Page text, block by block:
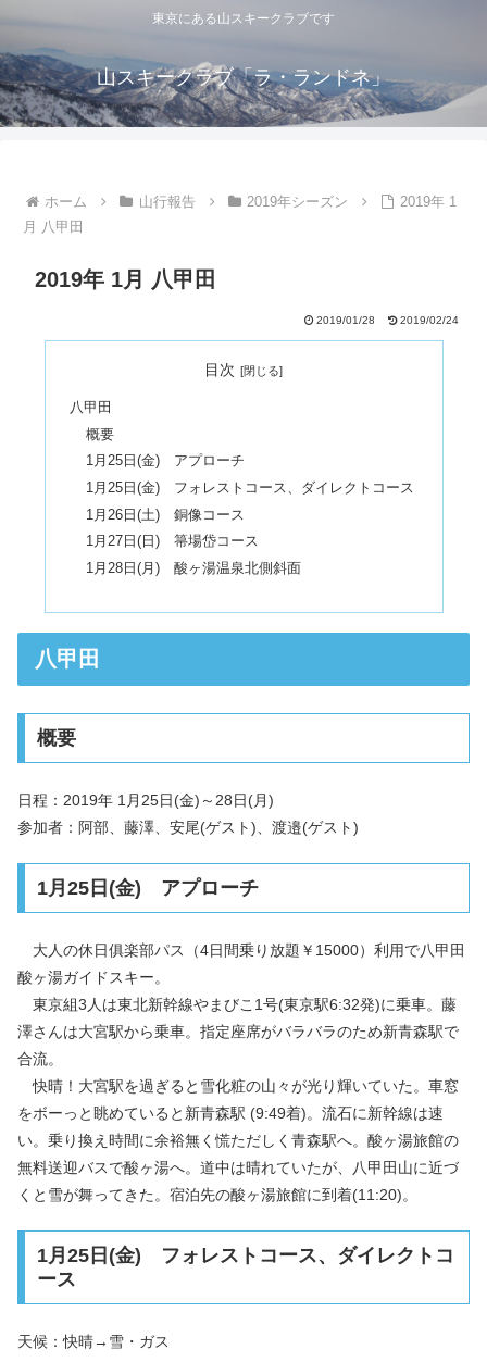
東京にある山スキークラブです
山スキークラブ「ラ・ランドネ」
ホーム 山行報告 2019年シーズン
2019年 1
月 八甲田
2019年 1月 八甲田
2019/01/28 2019/02/24
目次
八甲田
概要
1月25日(金) アプローチ
1月25日(金) フォレストコース、ダイレクトコース
1月26日(土) 銅像コース
1月27日(日) 箒場岱コース
1月28日(月) 酸ヶ湯温泉北側斜面
八甲田
概要
日程：2019年 1月25日(金)～28日(月)
参加者：阿部、藤澤、安尾(ゲスト)、渡邉(ゲスト)
1月25日(金) アプローチ
大人の休日俱楽部パス（4日間乗り放題￥15000）利用で八甲田
酸ヶ湯ガイドスキー。
東京組3人は東北新幹線やまびこ1号(東京駅6:32発)に乗車。藤
澤さんは大宮駅から乗車。指定座席がバラバラのため新青森駅で
合流。
快晴！大宮駅を過ぎると雪化粧の山々が光り輝いていた。車窓
をボーっと眺めていると新青森駅 (9:49着)。流石に新幹線は速
い。乗り換え時間に余裕無く慌ただしく青森駅へ。酸ヶ湯旅館の
無料送迎バスで酸ヶ湯へ。道中は晴れていたが、八甲田山に近づ
くと雪が舞ってきた。宿泊先の酸ヶ湯旅館に到着(11:20)。
1月25日(金) フォレストコース、ダイレクトコ
ース
天候：快晴→雪・ガス